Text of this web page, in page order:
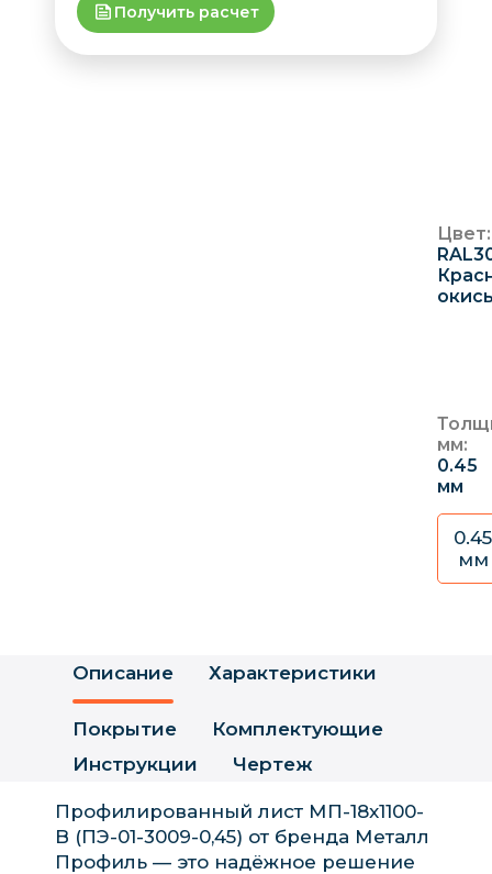
Получить расчет
Цвет:
мм:
0.45
мм
0.45
мм
Описание Характеристики
Покрытие
Комплектующие
Инструкции
Чертеж
Профилированный лист МП-18x1100-
B (ПЭ-01-3009-0,45) от бренда Металл
Профиль — это надёжное решение